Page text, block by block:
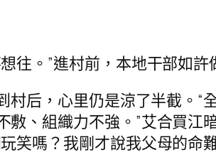
。”進村前，本地干部如許
村后，心里仍是涼了半截。
、組織力不強。”艾合買江
笑嗎？我剛才說我父母的命